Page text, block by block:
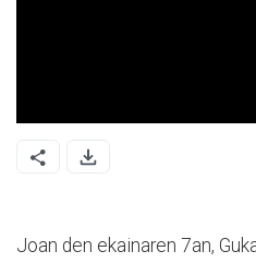
Joan den ekainaren 7an,